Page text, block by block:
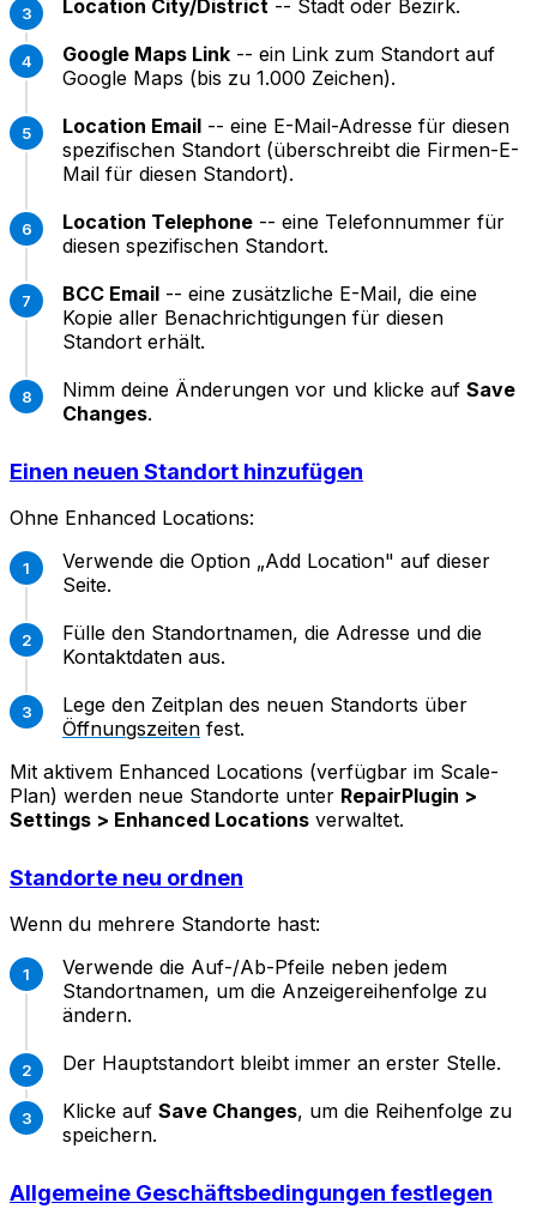
Location City/District -- Stadt oder Bezirk.
Google Maps Link -- ein Link zum Standort auf
Google Maps (bis zu 1.000 Zeichen).
Location Email -- eine E-Mail-Adresse für diesen
spezifischen Standort (überschreibt die Firmen-E-
Mail für diesen Standort).
Location Telephone -- eine Telefonnummer für
diesen spezifischen Standort.
BCC Email -- eine zusätzliche E-Mail, die eine
Kopie aller Benachrichtigungen für diesen
Standort erhält.
Nimm deine Änderungen vor und klicke auf Save
Changes.
Einen neuen Standort hinzufügen
Ohne Enhanced Locations:
Verwende die Option „Add Location" auf dieser
Seite.
Fülle den Standortnamen, die Adresse und die
Kontaktdaten aus.
Lege den Zeitplan des neuen Standorts über
Öffnungszeiten fest.
Mit aktivem Enhanced Locations (verfügbar im Scale-
Plan) werden neue Standorte unter RepairPlugin >
Settings > Enhanced Locations verwaltet.
Standorte neu ordnen
Wenn du mehrere Standorte hast:
Verwende die Auf-/Ab-Pfeile neben jedem
Standortnamen, um die Anzeigereihenfolge zu
ändern.
Der Hauptstandort bleibt immer an erster Stelle.
Klicke auf Save Changes, um die Reihenfolge zu
speichern.
Allgemeine Geschäftsbedingungen festlegen